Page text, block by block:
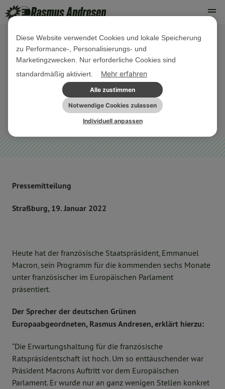
19. JANUAR 2022
Macron im EP: Ratspräsidentschaft
mit Fehlstart
PRESSEMITTEILUNG
Pressemitteilung
Straßburg, 19. Januar 2022
Heute hat der französische Staatspräsident, Emmanuel
Macron, sein Programm für die kommenden sechs Monate
unter französischer im Europäischen Parlament
präsentiert.
Der Sprecher der deutschen Grünen
Europaabgeordneten, Rasmus Andresen, erklärt hierzu:
“Die Erwartungshaltung für die französische
Ratspräsidentschaft ist hoch. Um so enttäuschender war
Präsident Macrons Auftritt vor dem Europäischen
Parlament. Er wurde nur an ganz wenigen Stellen konkret
Diese Website verwendet Cookies und lokale Speicherung
zu Performance-, Personalisierungs- und
Marketingzwecken. Nur erforderliche Cookies sind
standardmäßig aktiviert.
Mehr erfahren
Alle zustimmen
Notwendige Cookies zulassen
Individuell anpassen